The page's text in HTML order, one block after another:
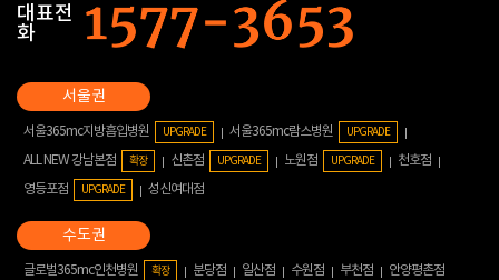
대표전
화
서울365mc지방흡입병원 UPGRADE 서울365mc람스병원 UPGRADE
ALL NEW 강남본점 확장 신촌점 UPGRADE 노원점 UPGRADE
천호점
영등포점
UPGRADE 성신여대점
글로벌365mc인천병원 확장 분당점 일산점 수원점 부천점 안양평촌점